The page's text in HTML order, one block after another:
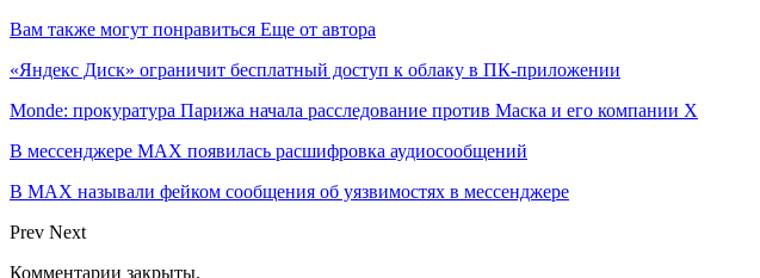
Вам также могут понравиться Еще от автора
«Яндекс Диск» ограничит бесплатный доступ к облаку в ПК-приложении
Monde: прокуратура Парижа начала расследование против Маска и его компании X
В мессенджере MAX появилась расшифровка аудиосообщений
В МAX называли фейком сообщения об уязвимостях в мессенджере
Prev Next
Комментарии закрыты.